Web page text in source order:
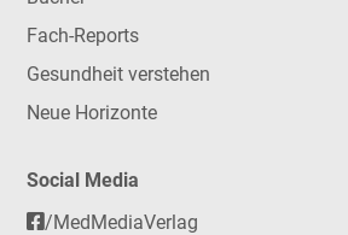
Fach-Reports
Gesundheit verstehen
Neue Horizonte
Social Media
/MedMediaVerlag